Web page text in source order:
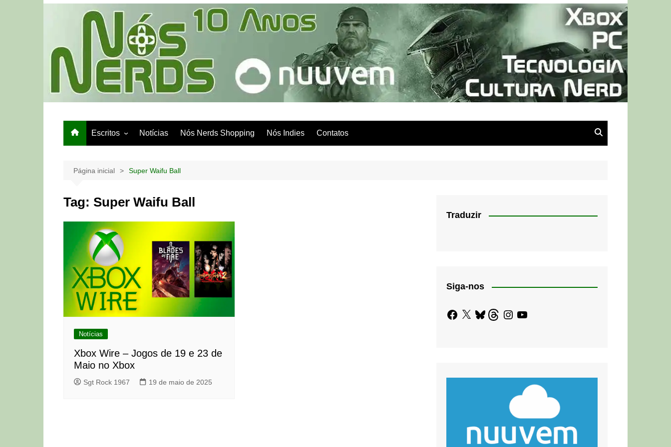
Escritos
Papo de Bar
Notícias Nós Nerds Shopping Nós Indies Contatos
Página inicial Super Waifu Ball
Tag: Super Waifu Ball
Notícias
Xbox Wire – Jogos de 19 e 23 de
Maio no Xbox
Sgt Rock 1967 19 de maio de 2025
Traduzir
Siga-nos
Facebook
X BlueskyThreadsInstagram
YouTube